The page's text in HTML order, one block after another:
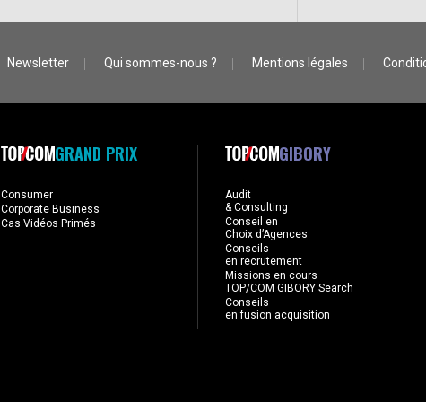
Newsletter Qui sommes-nous ? Mentions légales
GRAND PRIX
Consumer
Corporate Business
Cas Vidéos Primés
GIBORY
Audit
& Consulting
Conseil en
Choix d’Agences
Conseils
en recrutement
Missions en cours
TOP/COM GIBORY Search
Conseils
en fusion acquisition